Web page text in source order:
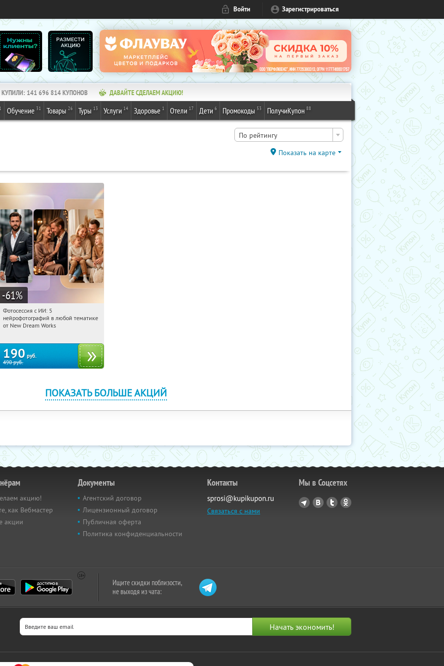
Войти Зарегистрироваться
КУПИЛИ: 141 696 814КУПОНОВ ДАВАЙТЕ СДЕЛАЕМ АКЦИЮ!
1 Обучение 31 Товары 26 Туры 13 Услуги 14 Здоровье 1 Отели 17 Дети 6 Промокоды 53 ПолучиКупон 88
По рейтингу
Показать на карте
-61%
12:18:02
Россия
Фотосессия с ИИ: 5
нейрофотографий в любой тематике
от New Dream Works
190 руб.
490руб.
ПОКАЗАТЬ БОЛЬШЕ АКЦИЙ
акцию!
как Вебмастер
акции
Документы
Агентский договор
Лицензионный договор
Публичная оферта
Политика конфиденциальности
Контакты
sprosi@kupikupon.ru
Связаться с нами
Мы в Соцсетях
Ищите скидки поблизости,
не выходя из чата: